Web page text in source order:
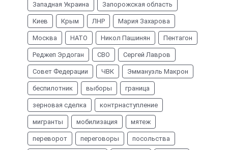
Западная Украина Запорожская область
Киев Крым ЛНР Мария Захарова
Москва НАТО Никол Пашинян Пентагон
Реджеп Эрдоган СВО Сергей Лавров
Совет Федерации ЧВК Эммануэль Макрон
беспилотник выборы граница
зерновая сделка контрнаступление
мигранты мобилизация мятеж
переворот переговоры посольства